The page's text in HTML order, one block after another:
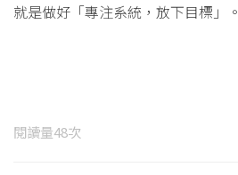
就是做好「專注系統，放下目標」。
閱讀量48次